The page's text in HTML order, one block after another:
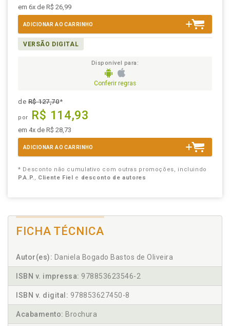
em 6x de R$ 26,99
ADICIONAR AO CARRINHO
VERSÃO DIGITAL
Disponível para:
Conferir regras
deR$ 127,70*
por R$ 114,93
em 4x de R$ 28,73
ADICIONAR AO CARRINHO
* Desconto não cumulativo com outras promoções, incluindo
P.A.P., Cliente Fiel e desconto de autores
FICHA TÉCNICA
Autor(es): Daniela Bogado Bastos de Oliveira
ISBN v. impressa: 978853623546-2
ISBN v. digital: 978853627450-8
Acabamento: Brochura